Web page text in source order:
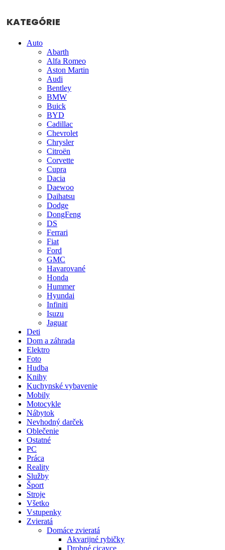
KATEGÓRIE
Auto
Abarth
Alfa Romeo
Aston Martin
Audi
Bentley
BMW
Buick
BYD
Cadillac
Chevrolet
Chrysler
Citroën
Corvette
Cupra
Dacia
Daewoo
Daihatsu
Dodge
DongFeng
DS
Ferrari
Fiat
Ford
GMC
Havarované
Honda
Hummer
Hyundai
Infiniti
Isuzu
Jaguar
Deti
Dom a záhrada
Elektro
Foto
Hudba
Knihy
Kuchynské vybavenie
Mobily
Motocykle
Nábytok
Nevhodný darček
Oblečenie
Ostatné
PC
Práca
Reality
Služby
Šport
Stroje
Všetko
Vstupenky
Zvieratá
Domáce zvieratá
Akvarijné rybičky
Drobné cicavce